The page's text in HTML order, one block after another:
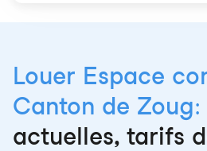
Louer Espace
Canton de Zoug:
actuelles, tarifs